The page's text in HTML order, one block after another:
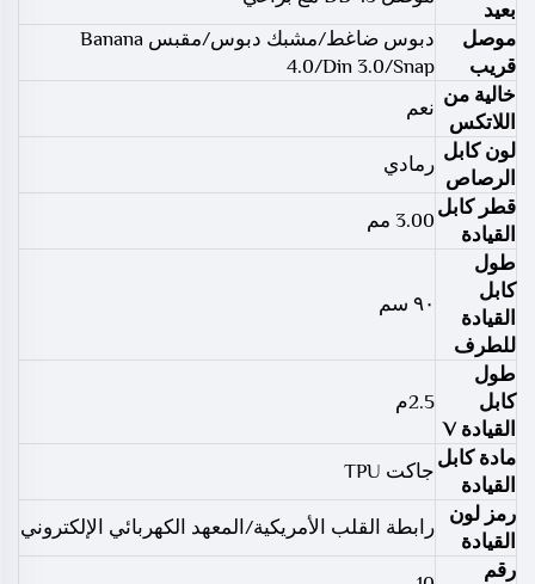
بعيد
موصل
قريب
دبوس ضاغط/مشبك دبوس/مقبس Banana
4.0/Din 3.0/Snap
خالية من
اللاتكس
نعم
لون كابل
الرصاص
رمادي
قطر كابل
القيادة
3.00 مم
طول
كابل
القيادة
للطرف
٩٠ سم
طول
كابل
القيادة V
2.5م
مادة كابل
القيادة
جاكت TPU
رمز لون
القيادة
رابطة القلب الأمريكية/المعهد الكهربائي الإلكتروني
رقم